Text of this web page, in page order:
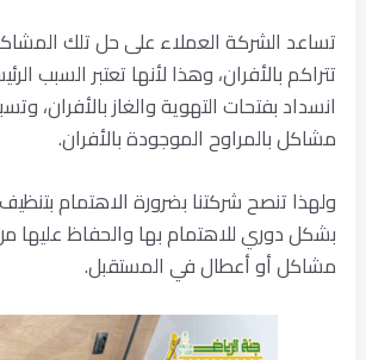
تساعد الشركة العملاء على حل تلك
تتراكم بالأفران، وهذا لأنها تعتبر السبب
انسداد بفتحات التهوية والغاز بالأفران،
مشاكل بالمراوح الموجودة بالأفران.
ولهذا تنصح شركتنا بضرورة الاهتمام
بشكل دوري للاهتمام بها والحفاظ
مشاكل أو أعطال في المستقبل.